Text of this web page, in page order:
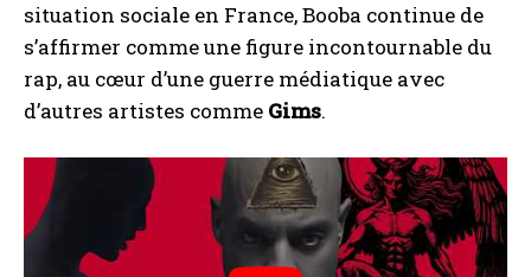
situation sociale en France, Booba continue de
s’affirmer comme une figure incontournable du
rap, au cœur d’une guerre médiatique avec
d’autres artistes comme Gims.